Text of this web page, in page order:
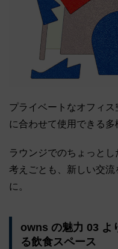
プライベートなオフィ
に合わせて使用できる多
ラウンジでのちょっと
考えごとも、新しい交流
に。
owns の魅力 03 よ
る飲食スペース